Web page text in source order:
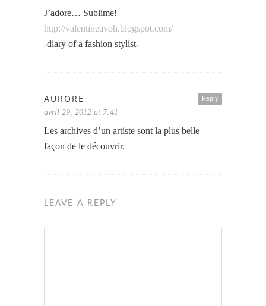
J’adore… Sublime!
http://valentineavoh.blogspot.com/
-diary of a fashion stylist-
Reply
AURORE
avril 29, 2012 at 7:41
Les archives d’un artiste sont la plus belle
façon de le découvrir.
LEAVE A REPLY